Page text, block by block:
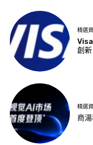
精選
創新
精選
商